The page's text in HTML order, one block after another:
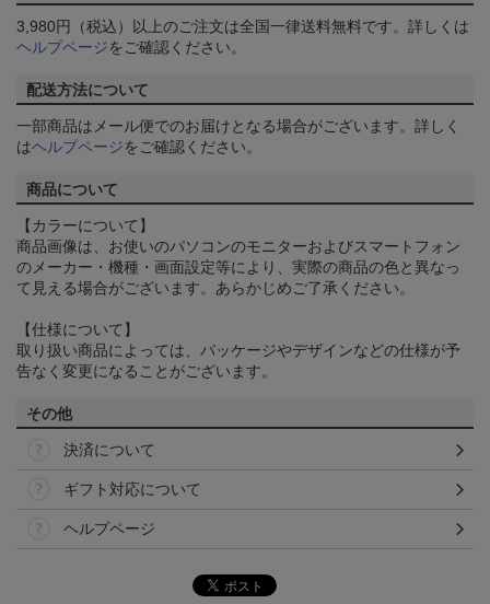
3,980円（税込）以上のご注文は全国一律送料無料です。詳しくは
ヘルプページをご確認ください。
配送方法について
一部商品はメール便でのお届けとなる場合がございます。詳しく
はヘルプページをご確認ください。
商品について
【カラーについて】
商品画像は、お使いのパソコンのモニターおよびスマートフォン
のメーカー・機種・画面設定等により、実際の商品の色と異なっ
て見える場合がございます。あらかじめご了承ください。
【仕様について】
取り扱い商品によっては、パッケージやデザインなどの仕様が予
告なく変更になることがございます。
その他
決済について
ギフト対応について
ヘルプページ